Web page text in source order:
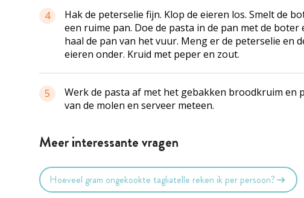
4
Hak de peterselie fijn. Klop de eieren los. Smelt de
een ruime pan. Doe de pasta in de pan met de boter
haal de pan van het vuur. Meng er de peterselie en
eieren onder. Kruid met peper en zout.
5
Werk de pasta af met het gebakken broodkruim en
van de molen en serveer meteen.
Meer interessante vragen
Hoeveel gram ongekookte tagliatelle reken ik per persoon?